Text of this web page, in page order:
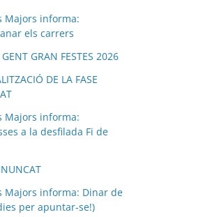
Majors informa:
els carrers
GRAN FESTES 2026
DE LA FASE
Majors informa:
a la desfilada Fi de
Majors informa: Dinar de
per apuntar-se!)